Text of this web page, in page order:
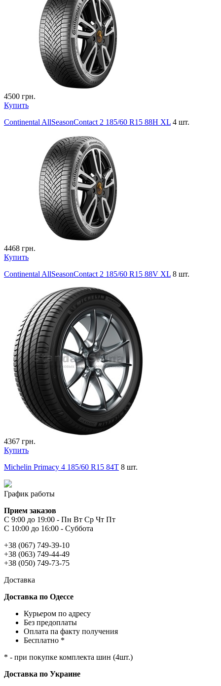
4500 грн.
Купить
Continental AllSeasonContact 2 185/60 R15 88H XL 4 шт.
4468 грн.
Купить
Continental AllSeasonContact 2 185/60 R15 88V XL 8 шт.
4367 грн.
Купить
Michelin Primacy 4 185/60 R15 84T 8 шт.
График работы
Прием заказов
С 9:00 до 19:00 - Пн Вт Ср Чт Пт
С 10:00 до 16:00 - Суббота
+38 (067) 749-39-10
+38 (063) 749-44-49
+38 (050) 749-73-75
Доставка
Доставка по Одессе
Курьером по адресу
Без предоплаты
Оплата па факту получения
Бесплатно *
* - при покупке комплекта шин (4шт.)
Доставка по Украине